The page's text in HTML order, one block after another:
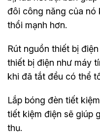
đôi công năng của nó
thổi mạnh hơn.
Rút nguồn thiết bị
thiết bị điện như máy
khi đã tắt đều có thể
Lắp bóng đèn tiết
tiết kiệm điện sẽ giúp
thụ.